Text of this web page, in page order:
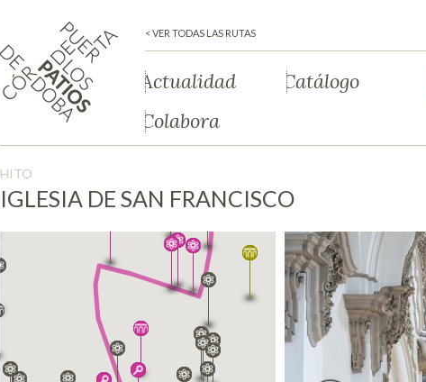
< VER TODAS LAS RUTAS
Actualidad
Catálogo
Colabora
HITO
IGLESIA DE SAN FRANCISCO